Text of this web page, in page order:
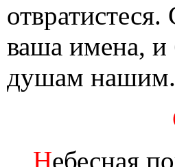
ваша имена, и
душам нашим.
Небесная